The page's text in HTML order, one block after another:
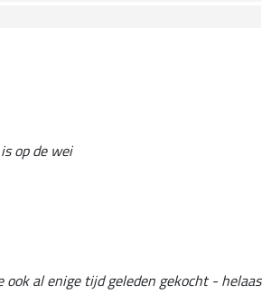
op de wei
al enige tijd geleden gekocht - helaas